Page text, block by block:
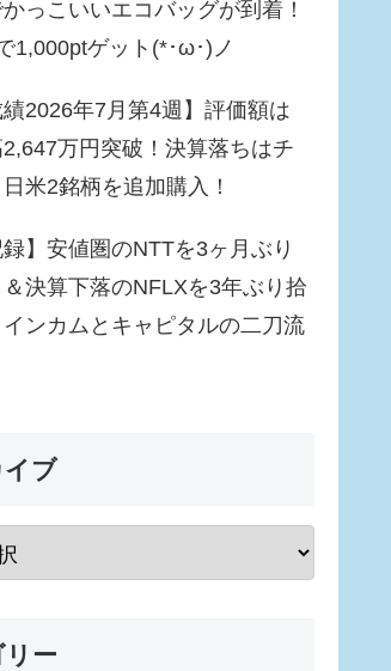
っこいいエコバッグが到着！
1,000ptゲット(*･ω･)ノ
績2026年7月第4週】評価額は
万円突破！決算落ちはチ
米2銘柄を追加購入！
録】安値圏のNTTを3ヶ月ぶり
決算下落のNFLXを3年ぶり拾
ンカムとキャピタルの二刀流
イブ
ー